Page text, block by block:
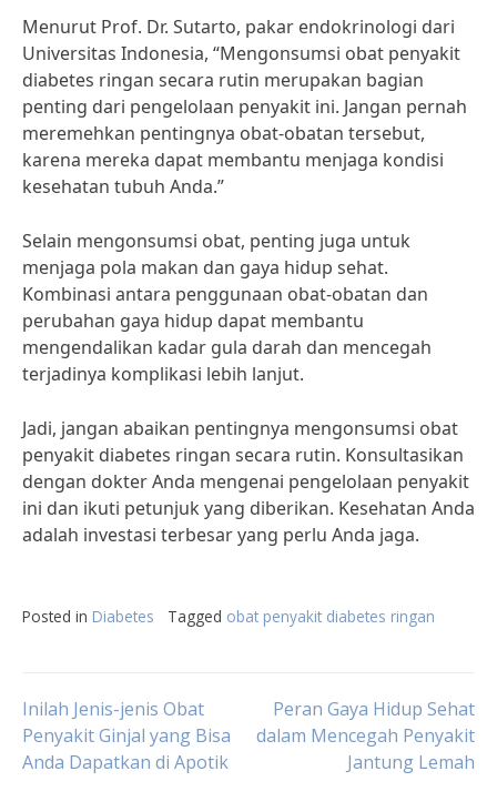
Menurut Prof. Dr. Sutarto, pakar endokrinologi dari
Universitas Indonesia, “Mengonsumsi obat penyakit
diabetes ringan secara rutin merupakan bagian
penting dari pengelolaan penyakit ini. Jangan pernah
meremehkan pentingnya obat-obatan tersebut,
karena mereka dapat membantu menjaga kondisi
kesehatan tubuh Anda.”
Selain mengonsumsi obat, penting juga untuk
menjaga pola makan dan gaya hidup sehat.
Kombinasi antara penggunaan obat-obatan dan
perubahan gaya hidup dapat membantu
mengendalikan kadar gula darah dan mencegah
terjadinya komplikasi lebih lanjut.
Jadi, jangan abaikan pentingnya mengonsumsi obat
penyakit diabetes ringan secara rutin. Konsultasikan
dengan dokter Anda mengenai pengelolaan penyakit
ini dan ikuti petunjuk yang diberikan. Kesehatan Anda
adalah investasi terbesar yang perlu Anda jaga.
Posted in Diabetes Tagged obat penyakit diabetes ringan
Post
navigation
Inilah Jenis-jenis Obat
Penyakit Ginjal yang Bisa
Anda Dapatkan di Apotik
Peran Gaya Hidup Sehat
dalam Mencegah Penyakit
Jantung Lemah